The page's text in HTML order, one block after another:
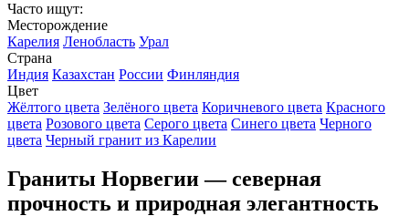
Часто ищут:
Месторождение
Карелия Ленобласть Урал
Страна
Индия Казахстан России Финляндия
Цвет
Жёлтого цвета Зелёного цвета Коричневого цвета Красного
цвета Розового цвета Серого цвета Синего цвета Черного
цвета Черный гранит из Карелии
Граниты Норвегии — северная
прочность и природная элегантность